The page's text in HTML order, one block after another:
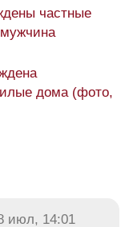
частные
дома (фото,
июл, 14:01